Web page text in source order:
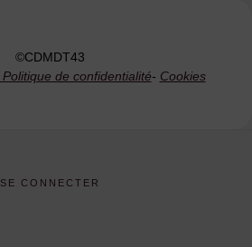
©CDMDT43
Politique de confidentialité- Cookies
SE CONNECTER